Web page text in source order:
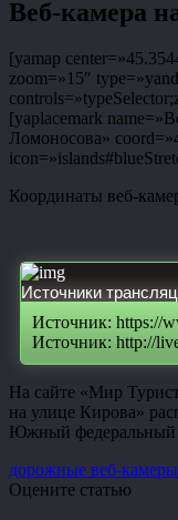
Веб-камера
[yamap
zoom=»15″
[yaplacemark
Ломоносова»
Координаты веб-
Источники
Источник: https://
Источник: http://
На сайте «Мир
на улице Кирова»
Южный федеральный
дорожные веб-камеры
Оцените статью